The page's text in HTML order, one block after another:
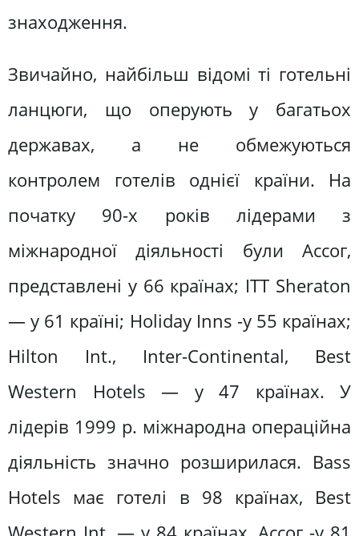
знаходження.
Звичайно, найбільш відомі ті готельні
ланцюги, що оперують у багатьох
державах, а не обмежуються
контролем готелів однієї країни. На
початку 90-х років лідерами з
міжнародної діяльності були Ассог,
представлені у 66 країнах; ITT Sheraton
— у 61 країні; Holiday Inns -у 55 країнах;
Hilton Int., Inter-Continental, Best
Western Hotels — у 47 країнах. У
лідерів 1999 p. міжнародна операційна
діяльність значно розширилася. Bass
Hotels має готелі в 98 країнах, Best